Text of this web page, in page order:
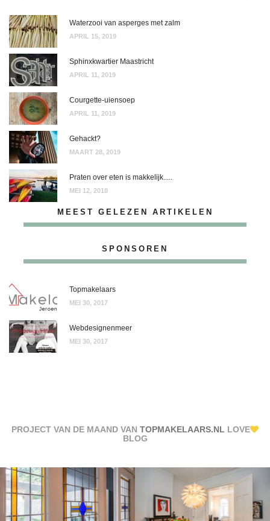
Waterzooi van asperges met zalm
APRIL 15, 2019
Sphinxkwartier Maastricht
APRIL 11, 2019
Courgette-uiensoep
APRIL 11, 2019
Gehackt?
MAART 28, 2019
Praten over eten is makkelijk.....
MEI 12, 2018
MEEST GELEZEN ARTIKELEN
SPONSOREN
Topmakelaars
MEI 30, 2017
Webdesignenmeer
MEI 30, 2017
PROJECT VAN DE MAAND VAN TOPMAKELAARS.NL LOVE
BLOG